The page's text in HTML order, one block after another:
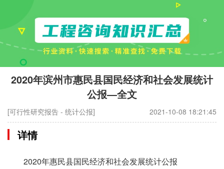
2020年滨州市惠民县国民经济和社会发展统计
公报—全文
[可行性研究报告 - 统计公报] 2021-10-08 18:21:45
详情
2020年惠民县国民经济和社会发展统计公报